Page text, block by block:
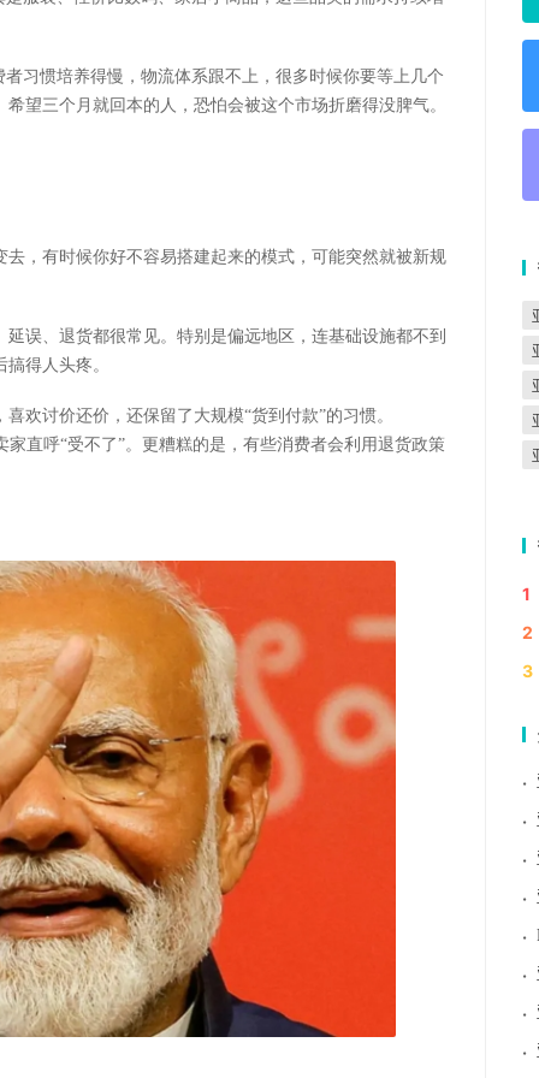
习惯培养得慢，物流体系跟不上，很多时候你要等上几个
望三个月就回本的人，恐怕会被这个市场折磨得没脾气。
，有时候你好不容易搭建起来的模式，可能突然就被新规
误、退货都很常见。特别是偏远地区，连基础设施都不到
得人头疼。
欢讨价还价，还保留了大规模“货到付款”的习惯。
直呼“受不了”。更糟糕的是，有些消费者会利用退货政策
1
2
3
·
·
·
·
·
·
·
·